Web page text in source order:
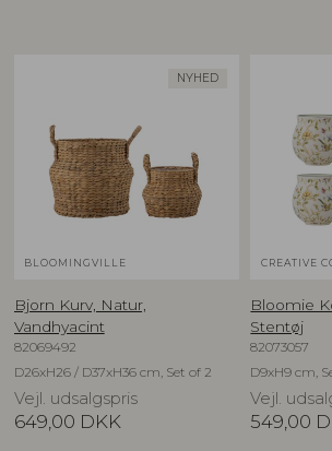
NYHED
BLOOMINGVILLE
Bjorn Kurv, Natur,
Vandhyacint
82069492
D26xH26 / D37xH36 cm, Set of 2
Vejl. udsalgspris
649,00 DKK
CREATIVE
Bloomie
Stentøj
82073057
D9xH9 cm,
Vejl.
549,00